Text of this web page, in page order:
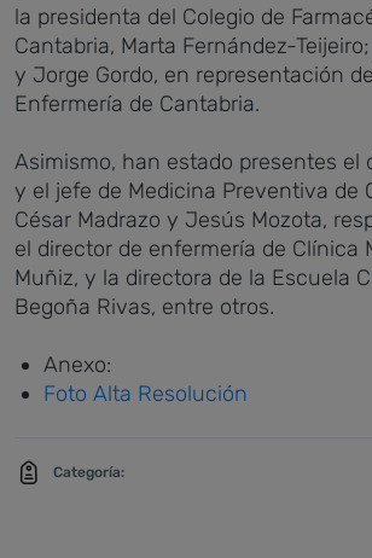
la presidenta del Colegio de
Cantabria, Marta Fernández-
y Jorge Gordo, en representación
Enfermería de Cantabria.
Asimismo, han estado presentes el
y el jefe de Medicina Preventiva de
César Madrazo y Jesús Mozota,
el director de enfermería de Clínica
Muñiz, y la directora de la Escuela
Begoña Rivas, entre otros.
Anexo:
Foto Alta Resolución
Categoría: